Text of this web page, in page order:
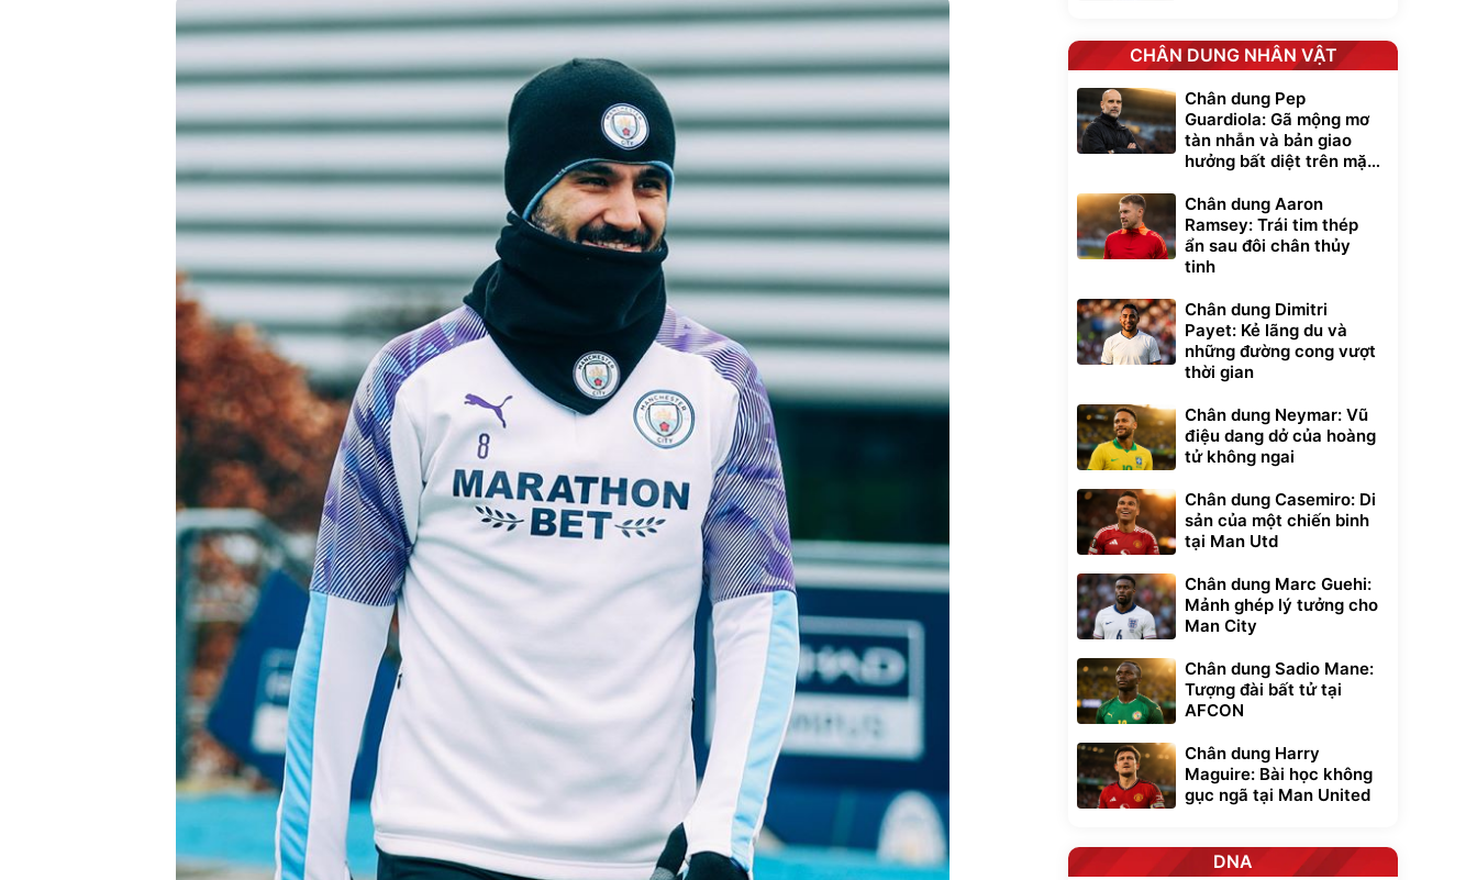
CHÂN DUNG NHÂN VẬT
Chân dung Pep
Guardiola: Gã mộng mơ
tàn nhẫn và bản giao
hưởng bất diệt trên mặt
Chân dung Aaron
Ramsey: Trái tim thép
ẩn sau đôi chân thủy
tinh
Chân dung Dimitri
Payet: Kẻ lãng du và
những đường cong vượt
thời gian
Chân dung Neymar: Vũ
điệu dang dở của hoàng
tử không ngai
Chân dung Casemiro: Di
sản của một chiến binh
tại Man Utd
Chân dung Marc Guehi:
Mảnh ghép lý tưởng cho
Man City
Chân dung Sadio Mane:
Tượng đài bất tử tại
AFCON
Chân dung Harry
Maguire: Bài học không
gục ngã tại Man United
DNA